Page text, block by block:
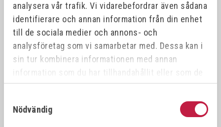
analysera vår trafik. Vi vidarebefordrar även sådana
identifierare och annan information från din enhet
till de sociala medier och annons- och
analysföretag som vi samarbetar med. Dessa kan i
sin tur kombinera informationen med annan
information som du har tillhandahållit eller som de
har samlat in när du har använt deras tjänster.
Nödvändig
26389
VÖLKEL Gängtappset MF DIN 2181 HSS-G
22x0.5
26390
VÖLKEL Gängtappset MF DIN 2181 HSS-G
22x1.0
VÖLKEL Gängtappset MF DIN 2181 HSS-G